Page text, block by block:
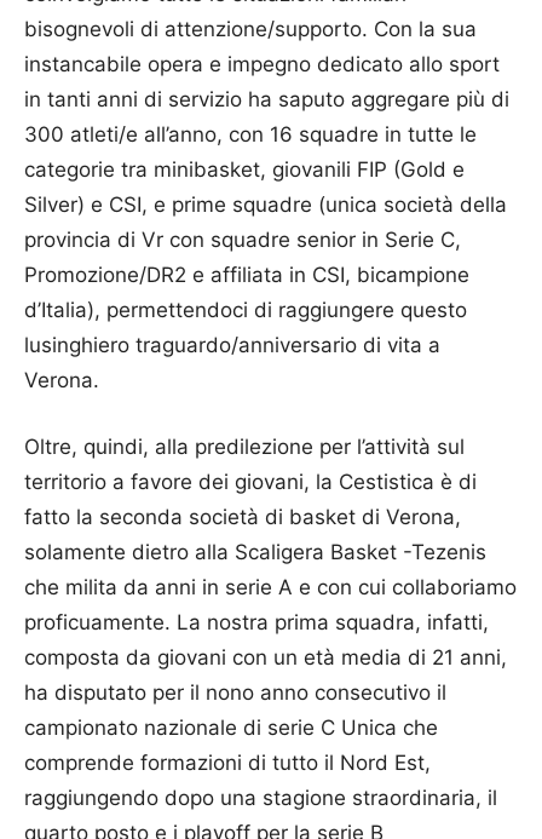
bisognevoli di attenzione/supporto. Con la sua
instancabile opera e impegno dedicato allo sport
in tanti anni di servizio ha saputo aggregare più di
300 atleti/e all’anno, con 16 squadre in tutte le
categorie tra minibasket, giovanili FIP (Gold e
Silver) e CSI, e prime squadre (unica società della
provincia di Vr con squadre senior in Serie C,
Promozione/DR2 e affiliata in CSI, bicampione
d’Italia), permettendoci di raggiungere questo
lusinghiero traguardo/anniversario di vita a
Verona.
Oltre, quindi, alla predilezione per l’attività sul
territorio a favore dei giovani, la Cestistica è di
fatto la seconda società di basket di Verona,
solamente dietro alla Scaligera Basket -Tezenis
che milita da anni in serie A e con cui collaboriamo
proficuamente. La nostra prima squadra, infatti,
composta da giovani con un età media di 21 anni,
ha disputato per il nono anno consecutivo il
campionato nazionale di serie C Unica che
comprende formazioni di tutto il Nord Est,
raggiungendo dopo una stagione straordinaria, il
quarto posto e i playoff per la serie B